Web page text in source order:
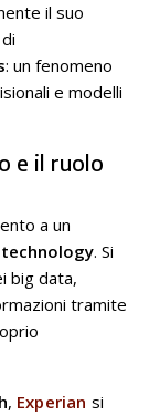
il suo
: un fenomeno
e modelli
e il ruolo
a un
technology. Si
big data,
tramite
, Experian si